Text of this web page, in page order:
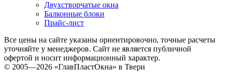
Двухстворчатые окна
Балконные блоки
Прайс-лист
Все цены на сайте указаны ориентировочно, точные расчеты
уточняйте у менеджеров. Сайт не является публичной
офертой и носит информационный характер.
© 2005—2026 «ГлавПластОкна» в Твери